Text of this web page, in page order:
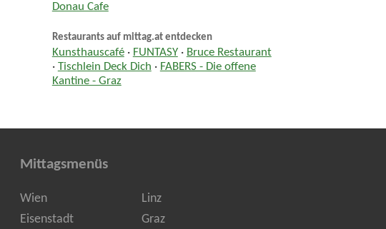
Donau Cafe
Restaurants auf mittag.at entdecken
Kunsthauscafé· FUNTASY· Bruce Restaurant
·
Tischlein Deck Dich · FABERS - Die offene
Kantine - Graz
Mittagsmenüs
Wien
Linz
Eisenstadt
Graz